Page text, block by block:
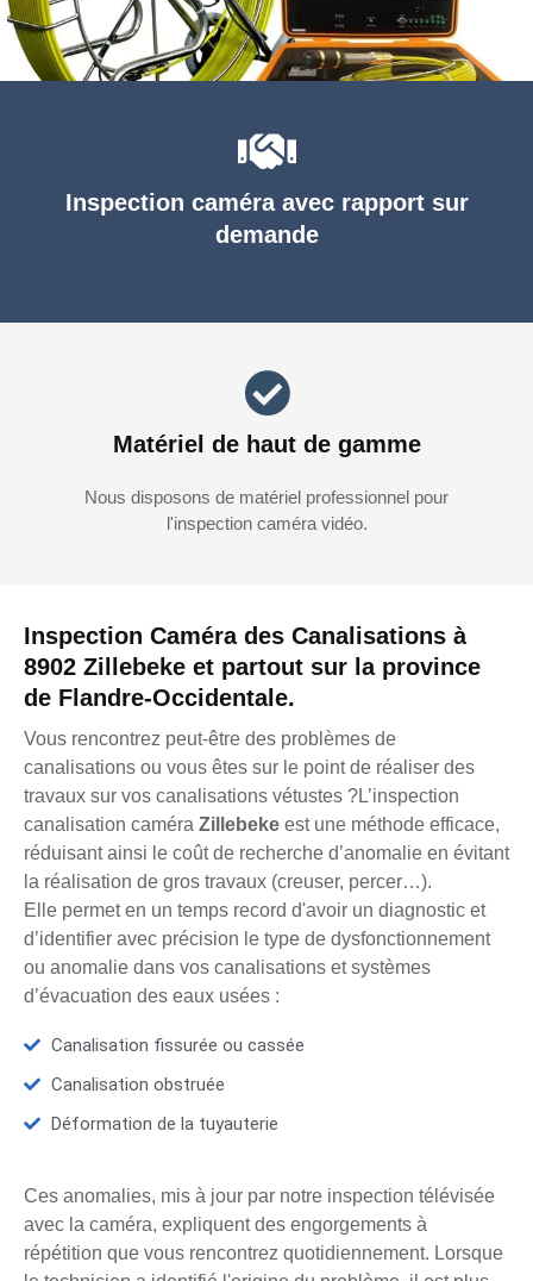
Inspection Caméra des Canalisations à
8902 Zillebeke et partout sur la province
de Flandre-Occidentale.
Vous rencontrez peut-être des problèmes de
canalisations ou vous êtes sur le point de réaliser des
travaux sur vos canalisations vétustes ?L’inspection
canalisation caméra Zillebeke est une méthode efficace,
réduisant ainsi le coût de recherche d’anomalie en évitant
la réalisation de gros travaux (creuser, percer…).
Elle permet en un temps record d'avoir un diagnostic et
d’identifier avec précision le type de dysfonctionnement
ou anomalie dans vos canalisations et systèmes
d’évacuation des eaux usées :
Canalisation fissurée ou cassée
Canalisation obstruée
Déformation de la tuyauterie
Ces anomalies, mis à jour par notre inspection télévisée
avec la caméra, expliquent des engorgements à
répétition que vous rencontrez quotidiennement. Lorsque
Inspection caméra avec rapport sur
demande
Matériel de haut de gamme
Nous disposons de matériel professionnel pour
l'inspection caméra vidéo.